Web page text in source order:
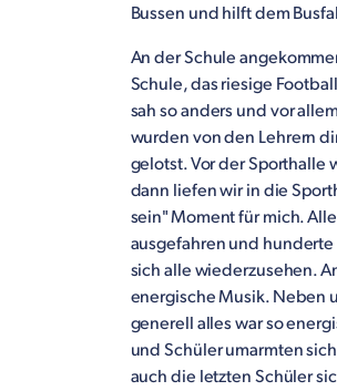
Bussen und hilft dem
An der Schule
Schule, das riesige
sah so anders und vor
wurden von den Lehrern
gelotst. Vor der Sporthalle
dann liefen wir in die
sein" Moment für mich.
ausgefahren und
sich alle wiederzusehen.
energische Musik. Neben
generell alles war so
und Schüler umarmten
auch die letzten Schüler